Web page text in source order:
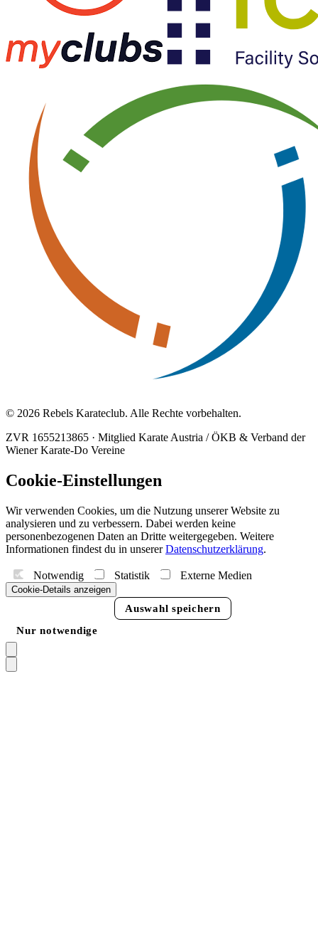
© 2026 Rebels Karateclub. Alle Rechte vorbehalten.
ZVR 1655213865 · Mitglied Karate Austria / ÖKB & Verband der
Wiener Karate-Do Vereine
Cookie-Einstellungen
Wir verwenden Cookies, um die Nutzung unserer Website zu
analysieren und zu verbessern. Dabei werden keine
personenbezogenen Daten an Dritte weitergegeben. Weitere
Informationen findest du in unsererDatenschutzerklärung.
Notwendig Statistik Externe Medien
Cookie-Details anzeigen
Auswahl speichern
Nur notwendige